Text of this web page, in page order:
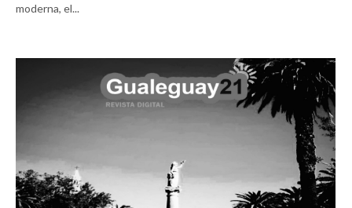
moderna, el...